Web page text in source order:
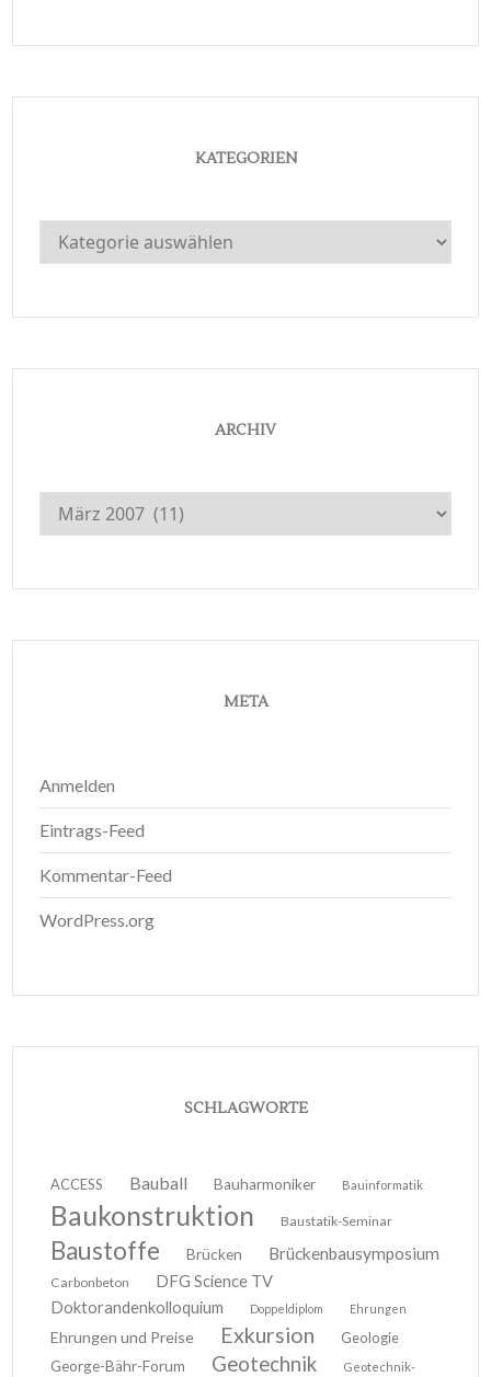
KATEGORIEN
Kategorien
ARCHIV
Archiv
META
Anmelden
Eintrags-Feed
Kommentar-Feed
WordPress.org
SCHLAGWORTE
ACCESS Bauball Bauharmoniker Bauinformatik
Baukonstruktion Baustatik-Seminar
Baustoffe Brücken Brückenbausymposium
Carbonbeton
DFG Science TV
Doktorandenkolloquium
Doppeldiplom Ehrungen
Ehrungen und Preise Exkursion
Geologie
George-Bähr-Forum
Geotechnik Geotechnik-